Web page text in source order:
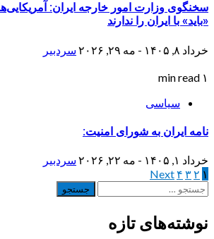
سخنگوی وزارت امور خارجه ایران:
«باید» با ایران را ندارند
خرداد ۸, ۱۴۰۵ - مه ۲۹, ۲۰۲۶ سردبیر
۱ min read
سیاسی
نامه ایران به شورای امنیت:
خرداد ۱, ۱۴۰۵ - مه ۲۲, ۲۰۲۶ سردبیر
صفحه‌بندی
نوشته‌ها
۱ ۲۳ ۴Next
جستجو
نوشته‌های تازه